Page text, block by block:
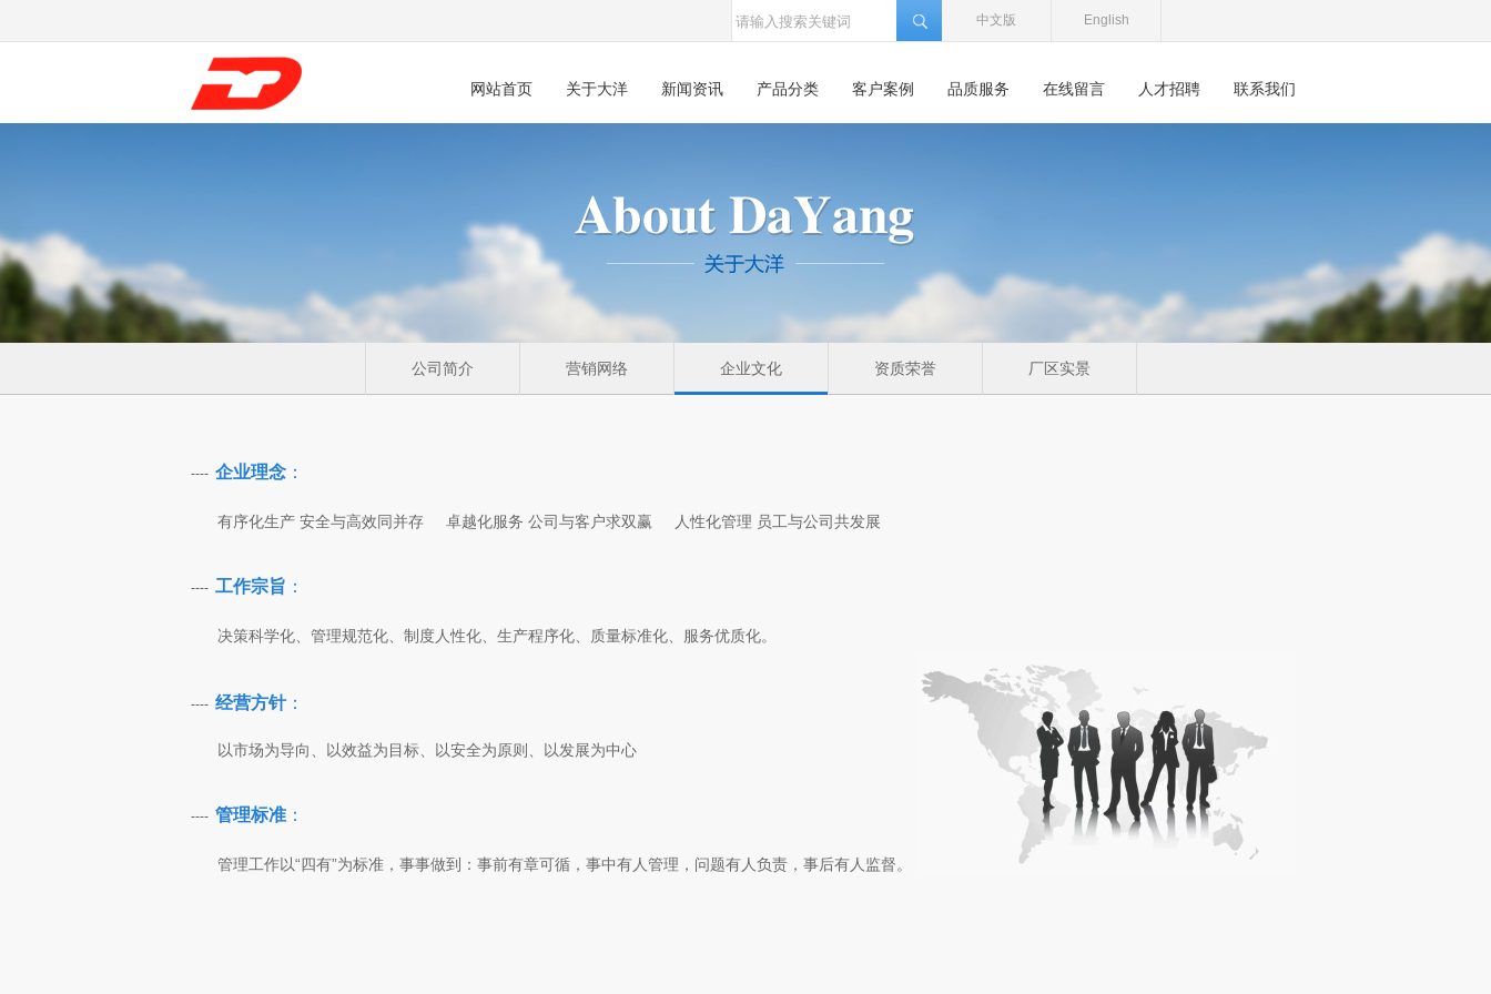
中文版 English
网站首页 关于大洋 新闻资讯 产品分类 客户案例 品质服务 在线留言 人才招聘 联系我们
公司简介 营销网络 企业文化 资质荣誉 厂区实景
---- 企业理念 ：
有序化生产 安全与高效同并存 卓越化服务 公司与客户求双赢 人性化管理 员工与公司共发展
---- 工作宗旨 ：
决策科学化、管理规范化、制度人性化、生产程序化、质量标准化、服务优质化。
---- 经营方针：
以市场为导向、以效益为目标、以安全为原则、以发展为中心
---- 管理标准 ：
管理工作以“四有”为标准，事事做到：事前有章可循，事中有人管理，问题有人负责，事后有人监督。